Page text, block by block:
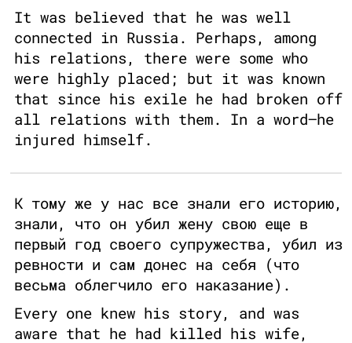
It was believed that he was well
connected in Russia. Perhaps, among
his relations, there were some who
were highly placed; but it was known
that since his exile he had broken off
all relations with them. In a word—he
injured himself.
К тому же у нас все знали его историю,
знали, что он убил жену свою еще в
первый год своего супружества, убил из
ревности и сам донес на себя (что
весьма облегчило его наказание).
Every one knew his story, and was
aware that he had killed his wife,